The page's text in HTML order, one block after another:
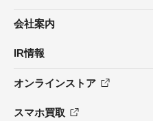
会社案内
IR情報
オンラインストア
スマホ買取